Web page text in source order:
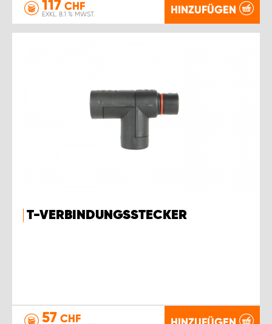
117 CHF
EXKL. 8.1 % MWST. HINZUFÜGEN
T-VERBINDUNGSSTECKER
57 CHF